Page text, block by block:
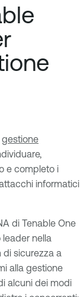
gestione
e completo i
informatici
di Tenable One
nella
di sicurezza a
alla gestione
alcuni dei modi